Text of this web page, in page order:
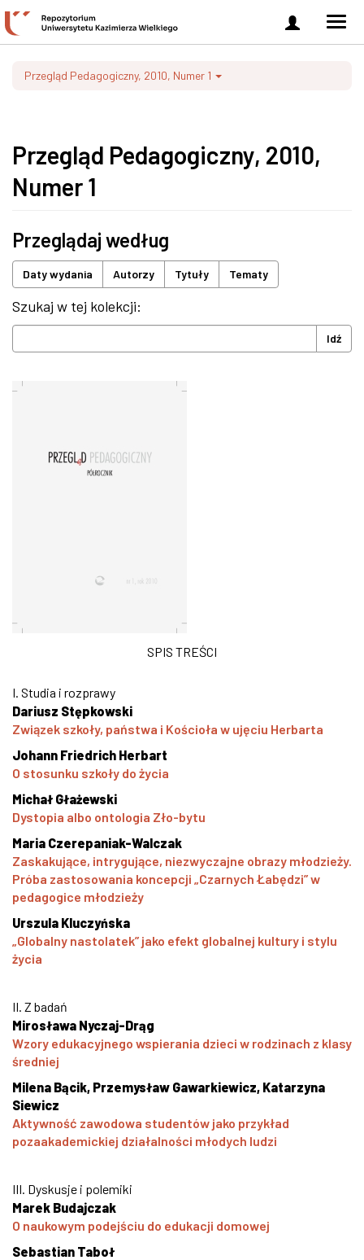
Zaloguj
się
Przegląd Pedagogiczny, 2010, Numer 1
Przegląd Pedagogiczny, 2010,
Numer 1
Przeglądaj według
Daty wydania Autorzy Tytuły Tematy
Szukaj w tej kolekcji:
Idź
SPIS TREŚCI
I. Studia i rozprawy
Dariusz Stępkowski
Związek szkoły, państwa i Kościoła w ujęciu Herbarta
Johann Friedrich Herbart
O stosunku szkoły do życia
Michał Głażewski
Dystopia albo ontologia Zło-bytu
Maria Czerepaniak-Walczak
Zaskakujące, intrygujące, niezwyczajne obrazy młodzieży.
Próba zastosowania koncepcji „Czarnych Łabędzi” w
pedagogice młodzieży
Urszula Kluczyńska
„Globalny nastolatek” jako efekt globalnej kultury i stylu
życia
II. Z badań
Mirosława Nyczaj-Drąg
Wzory edukacyjnego wspierania dzieci w rodzinach z klasy
średniej
Milena Bącik, Przemysław Gawarkiewicz, Katarzyna
Siewicz
Aktywność zawodowa studentów jako przykład
pozaakademickiej działalności młodych ludzi
III. Dyskusje i polemiki
Marek Budajczak
O naukowym podejściu do edukacji domowej
Sebastian Taboł